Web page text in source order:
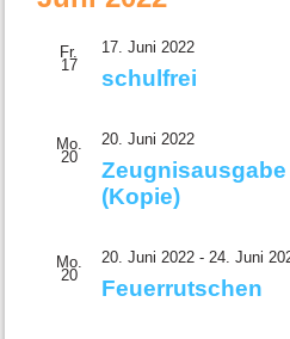
Fr.
17
17. Juni 2022
schulfrei
Mo.
20
20. Juni 2022
Zeugnisausgabe
(Kopie)
Mo.
20
20. Juni 2022- 24. Juni
Feuerrutschen